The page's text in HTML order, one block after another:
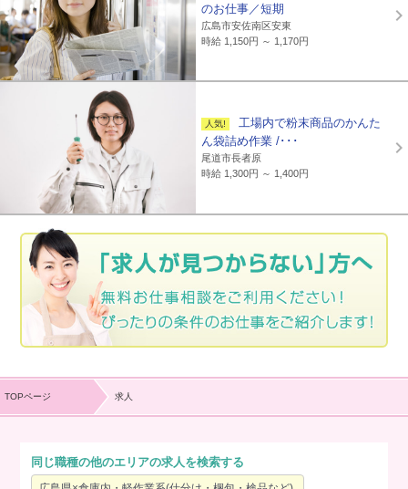
のお仕事／短期
広島市安佐南区安東
時給 1,150円 ～ 1,170円
工場内で粉末商品のかんた
ん袋詰め作業 /･･･
尾道市長者原
時給 1,300円 ～ 1,400円
TOPページ 求人
同じ職種の他のエリアの求人を検索する